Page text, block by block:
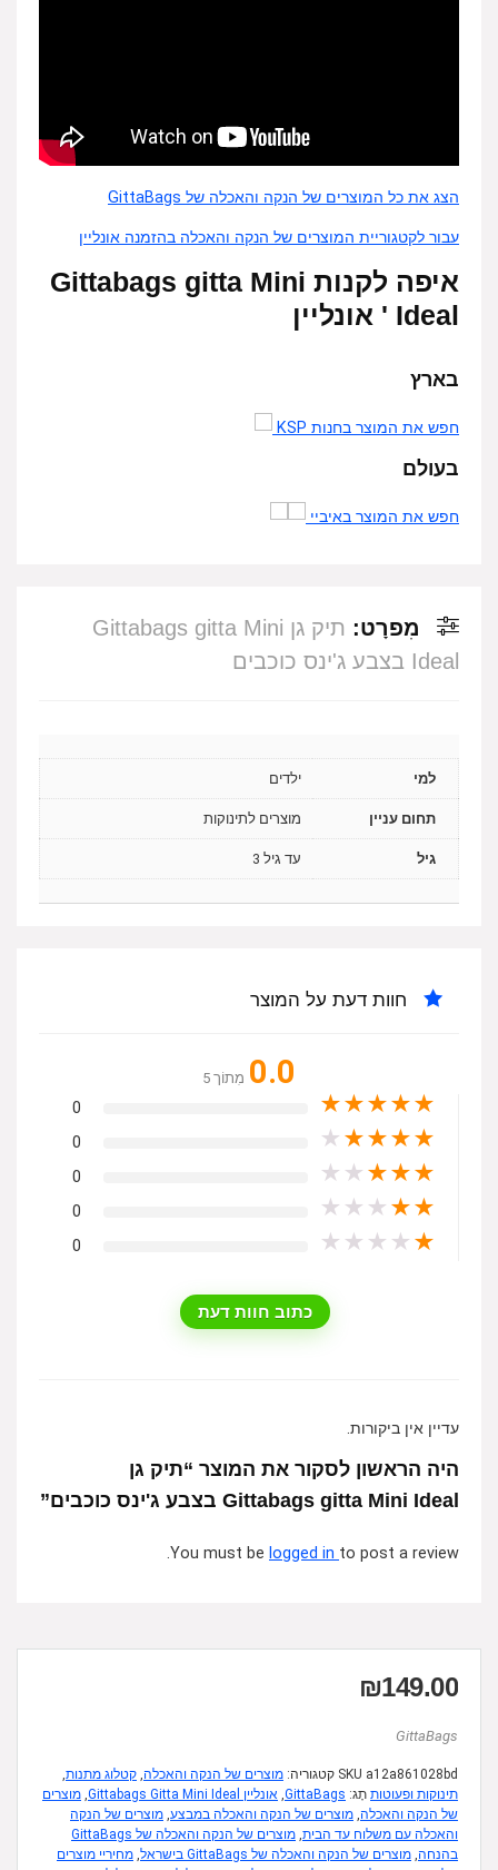
הצג את כל המוצרים של הנקה והאכלה של GittaBags
עבור לקטגוריית המוצרים של הנקה והאכלה בהזמנה אונליין
איפה לקנות Gittabags gitta Mini
Ideal ' אונליין
בארץ
חפש את המוצר בחנות KSP
בעולם
חפש את המוצר באיביי
מִפרָט:
תיק גן Gittabags gitta Mini
Ideal בצבע ג'ינס כוכבים
למי ילדים
תחום עניין מוצרים לתינוקות
גיל עד גיל 3
חוות דעת על המוצר
0.0 מִתוֹך 5
★
★
★
★
★
0
★
★
★
★
★
0
★
★
★
★
★
0
★
★
★
★
★
0
★
★
★
★
★
0
כתוב חוות דעת
עדיין אין ביקורות.
היה הראשון לסקור את המוצר “תיק גן
Gittabags gitta Mini Ideal בצבע ג'ינס כוכבים”
You must be logged in to post a review.
₪149.00
GittaBags
SKU a12a861028bd קטגוריה: מוצרים של הנקה והאכלה קטלוג מתנות
תינוקות ופעוטות תָג: GittaBags אונליין Gittabags Gitta Mini Ideal
מוצרים
של הנקה והאכלה מוצרים של הנקה והאכלה במבצע מוצרים של הנקה
והאכלה עם משלוח עד הבית
מוצרים של הנקה והאכלה של GittaBags
בהנחה מוצרים של הנקה והאכלה של GittaBags בישראל
מחיריי מוצרים